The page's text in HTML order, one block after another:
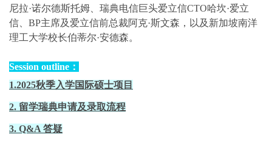
尼拉·诺尔德斯托姆、瑞典电信巨头爱立信CTO哈坎·爱立
信、BP主席及爱立信前总裁阿克·斯文森，以及新加坡南洋
理工大学校长伯蒂尔·安德森。
Session outline：
1.2025秋季入学国际硕士项目
2. 留学瑞典申请及录取流程
3. Q&A 答疑